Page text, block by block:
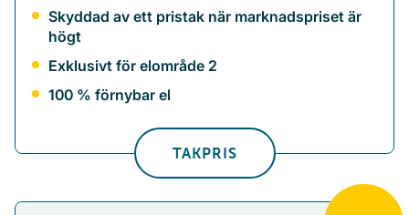
Skyddad av ett pristak när marknadspriset är
högt
Exklusivt för elområde 2
100 % förnybar el
TAKPRIS